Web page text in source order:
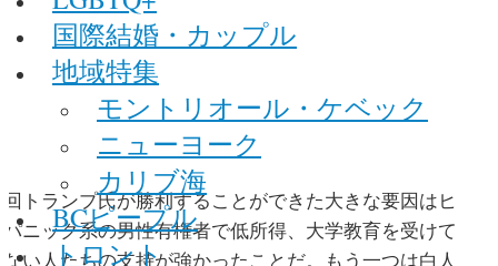
国際結婚・カップル
地域特集
モントリオール・ケベック
ニューヨーク
カリブ海
BCピープル
トロント
トランプ氏が勝利することができた大きな要因はヒ
ニック系の男性有権者で低所得、大学教育を受けて
い人たちの支持が強かったことだ。もう一つは白人